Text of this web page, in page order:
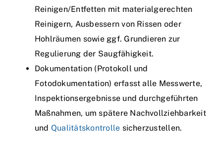
Reinigen/Entfetten mit materialgerechten
Reinigern, Ausbessern von Rissen oder
Hohlräumen sowie ggf. Grundieren zur
Regulierung der Saugfähigkeit.
Dokumentation (Protokoll und
Fotodokumentation) erfasst alle Messwerte,
Inspektionsergebnisse und durchgeführten
Maßnahmen, um spätere Nachvollziehbarkeit
und Qualitätskontrolle sicherzustellen.